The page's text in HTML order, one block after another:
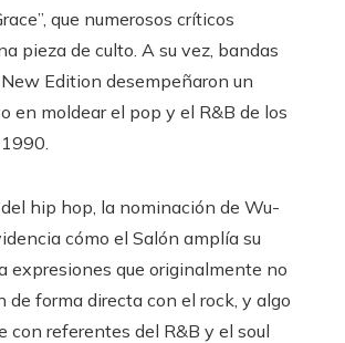
que numerosos críticos
pieza de culto. A su vez, bandas
Edition desempeñaron un
en moldear el pop y el R&B de los
hip hop, la nominación de Wu-
cómo el Salón amplía su
expresiones que originalmente no
de forma directa con el rock, y algo
con referentes del R&B y el soul